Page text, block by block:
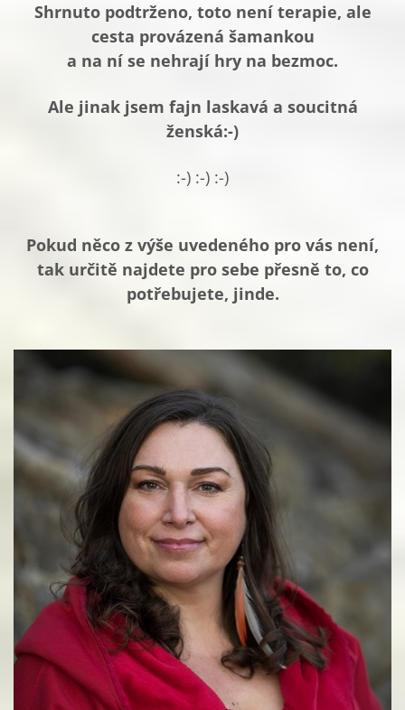
Shrnuto podtrženo, toto není terapie, ale
cesta provázená šamankou
a na ní se nehrají hry na bezmoc.
Ale jinak jsem fajn laskavá a soucitná
ženská:-)
:-) :-) :-)
Pokud něco z výše uvedeného pro vás není,
tak určitě najdete pro sebe přesně to, co
potřebujete, jinde.